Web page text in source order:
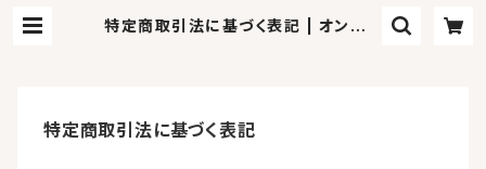
特定商取引法に基づく表記 | オンライ
特定商取引法に基づく表記